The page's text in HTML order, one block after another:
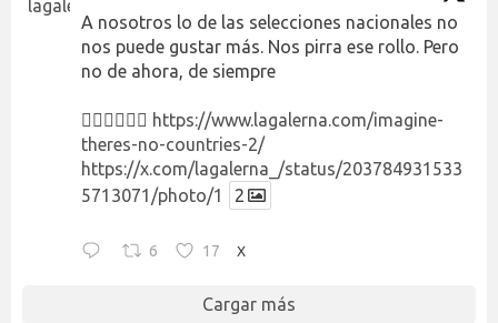
A nosotros lo de las selecciones nacionales no
nos puede gustar más. Nos pirra ese rollo. Pero
no de ahora, de siempre
👉🏻👉🏻👉🏻 https://www.lagalerna.com/imagine-
theres-no-countries-2/
https://x.com/lagalerna_/status/203784931533
5713071/photo/1
2
6 17 X
Cargar más